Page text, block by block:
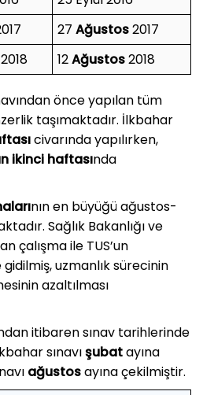
27 Ağustos2017
2018 12Ağustos2018
önce yapılan tüm
taşımaktadır. İlkbahar
civarında yapılırken,
ikinci haftasında
nın en büyüğü ağustos-
Sağlık Bakanlığı ve
çalışma ile TUS’un
uzmanlık sürecinin
azaltılması
itibaren sınav tarihlerinde
sınavışubatayına
ağustosayına çekilmiştir.